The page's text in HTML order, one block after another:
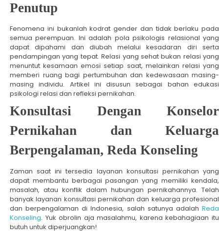
Penutup
Fenomena ini bukanlah kodrat gender dan tidak berlaku pada
semua perempuan. Ini adalah pola psikologis relasional yang
dapat dipahami dan diubah melalui kesadaran diri serta
pendampingan yang tepat. Relasi yang sehat bukan relasi yang
menuntut kesamaan emosi setiap saat, melainkan relasi yang
memberi ruang bagi pertumbuhan dan kedewasaan masing-
masing individu. Artikel ini disusun sebagai bahan edukasi
psikologi relasi dan refleksi pernikahan.
Konsultasi Dengan Konselor
Pernikahan dan Keluarga
Berpengalaman, Reda Konseling
Zaman saat ini tersedia layanan konsultasi pernikahan yang
dapat membantu berbagai pasangan yang memiliki kendala,
masalah, atau konflik dalam hubungan pernikahannya. Telah
banyak layanan konsultasi pernikahan dan keluarga profesional
dan berpengalaman di Indonesia, salah satunya adalah Reda
Konseling. Yuk obrolin aja masalahmu, karena kebahagiaan itu
butuh untuk diperjuangkan!